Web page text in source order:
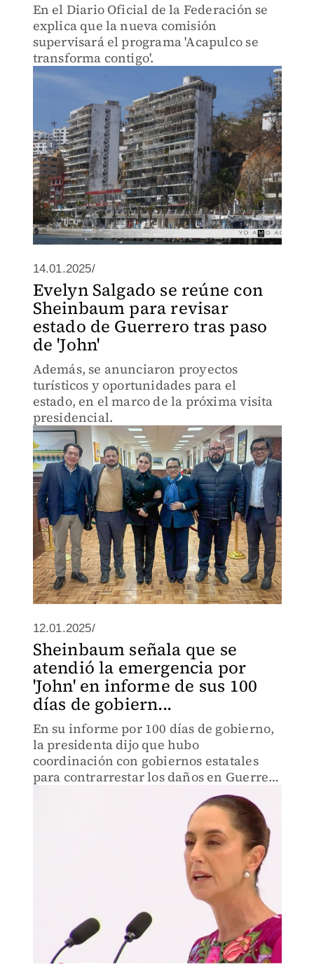
En el Diario Oficial de la Federación se
explica que la nueva comisión
supervisará el programa 'Acapulco se
transforma contigo'.
14.01.2025/
Evelyn Salgado se reúne con
Sheinbaum para revisar
estado de Guerrero tras paso
de 'John'
Además, se anunciaron proyectos
turísticos y oportunidades para el
estado, en el marco de la próxima visita
presidencial.
12.01.2025/
Sheinbaum señala que se
atendió la emergencia por
'John' en informe de sus 100
días de gobiern...
En su informe por 100 días de gobierno,
la presidenta dijo que hubo
coordinación con gobiernos estatales
para contrarrestar los daños en Guerrero